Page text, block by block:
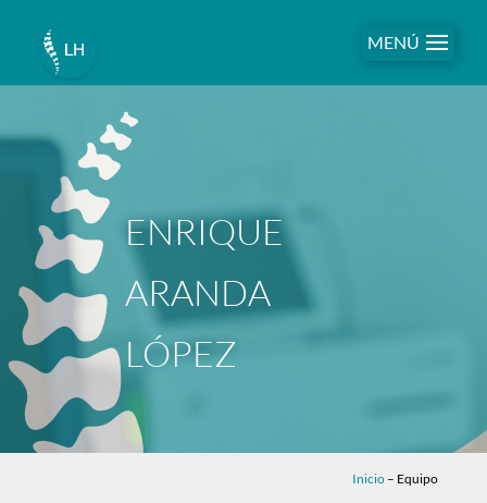
MENÚ
ENRIQUE
ARANDA
LÓPEZ
Inicio – Equipo